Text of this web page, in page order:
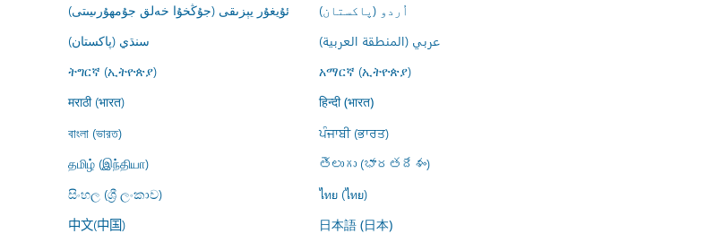
ئۇيغۇر يېزىقى (جۇڭخۇا خەلق جۇمھۇرىيىتى)
اُردو (پاکستان)
سنڌي (پاکستان)
عربي (المنطقة العربية)
ትግርኛ (ኢትዮጵያ) አማርኛ (ኢትዮጵያ)
मराठी (भारत) हिन्दी (भारत)
বাংলা (ভারত)
ਪੰਜਾਬੀ (ਭਾਰਤ)
தமிழ் (இந்தியா)
తెలుగు (భారతదేశం)
සිංහල (ශ්‍රී ලංකාව)
ไทย (ไทย)
中文(中国) 日本語 (日本)